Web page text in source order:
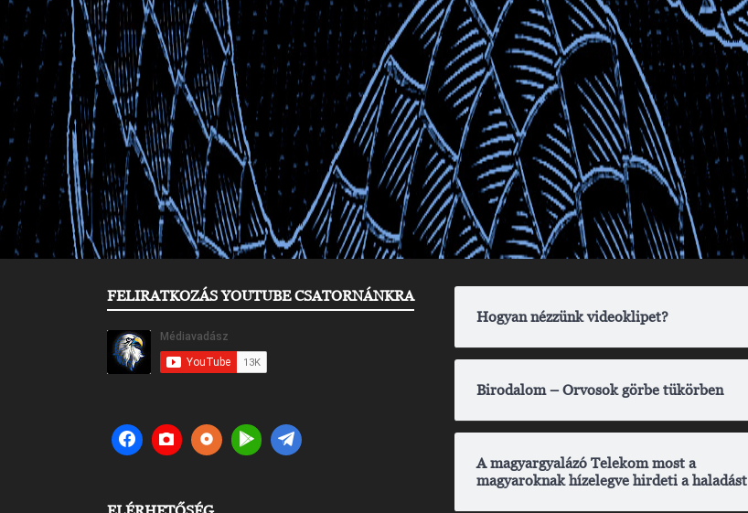
FELIRATKOZÁS YOUTUBE CSATORNÁNKRA
Hogyan nézzünk videoklipet?
Birodalom – Orvosok görbe tükörben
A magyargyalázó Telekom most a
magyaroknak hízelegve hirdeti a haladást